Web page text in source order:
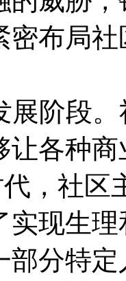
密布局
阶段。
让各种
代，社区
实现生
部分特